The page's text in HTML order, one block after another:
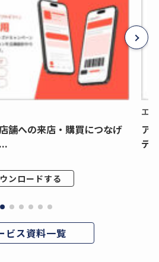
舗への来店・購買につなげ
ンロードする
エ
ア
デ
ビス資料一覧